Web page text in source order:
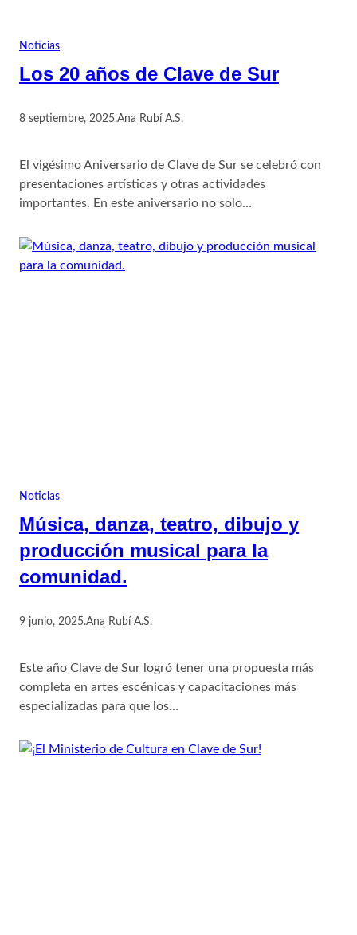
Noticias
Los 20 años de Clave de Sur
8 septiembre, 2025.Ana Rubí A.S.
El vigésimo Aniversario de Clave de Sur se celebró con
presentaciones artísticas y otras actividades
importantes. En este aniversario no solo…
Noticias
Música, danza, teatro, dibujo y
producción musical para la
comunidad.
9 junio, 2025.Ana Rubí A.S.
Este año Clave de Sur logró tener una propuesta más
completa en artes escénicas y capacitaciones más
especializadas para que los…